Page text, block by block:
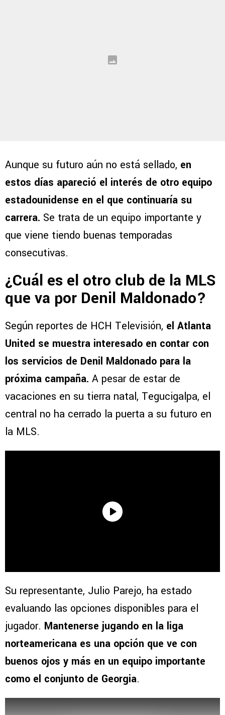
Aunque su futuro aún no está sellado, en
estos días apareció el interés de otro equipo
estadounidense en el que continuaría su
carrera. Se trata de un equipo importante y
que viene tiendo buenas temporadas
consecutivas.
¿Cuál es el otro club de la MLS
que va por Denil Maldonado?
Según reportes de HCH Televisión, el Atlanta
United se muestra interesado en contar con
los servicios de Denil Maldonado para la
próxima campaña. A pesar de estar de
vacaciones en su tierra natal, Tegucigalpa, el
central no ha cerrado la puerta a su futuro en
la MLS.
Su representante, Julio Parejo, ha estado
evaluando las opciones disponibles para el
jugador. Mantenerse jugando en la liga
norteamericana es una opción que ve con
buenos ojos y más en un equipo importante
como el conjunto de Georgia.